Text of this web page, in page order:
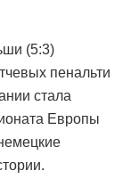
(5:3)
пенальти
стала
Европы